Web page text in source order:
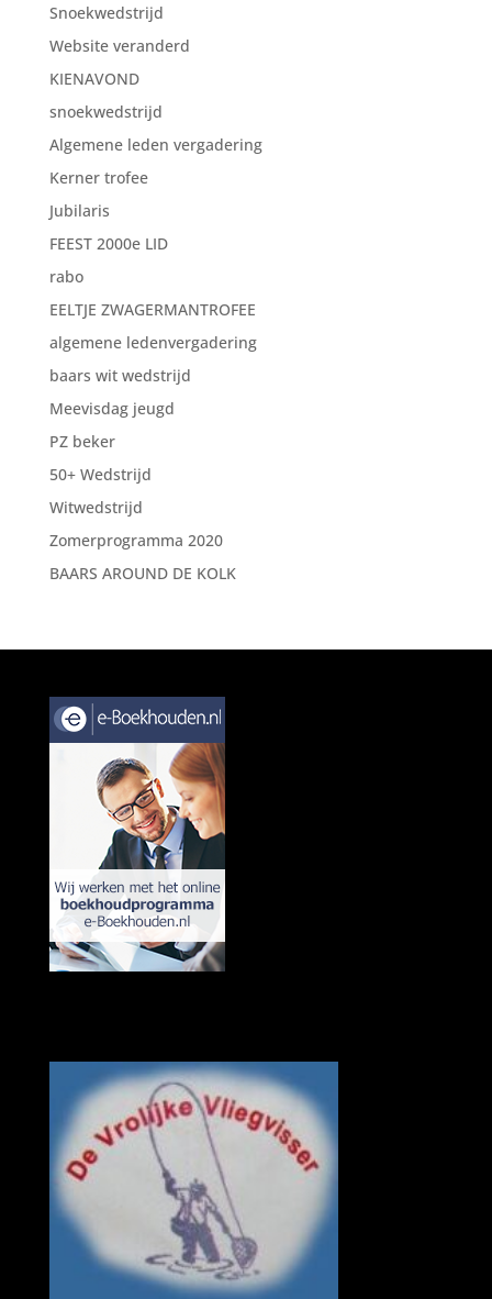
Snoekwedstrijd
Website veranderd
KIENAVOND
snoekwedstrijd
Algemene leden vergadering
Kerner trofee
Jubilaris
FEEST 2000e LID
rabo
EELTJE ZWAGERMANTROFEE
algemene ledenvergadering
baars wit wedstrijd
Meevisdag jeugd
PZ beker
50+ Wedstrijd
Witwedstrijd
Zomerprogramma 2020
BAARS AROUND DE KOLK